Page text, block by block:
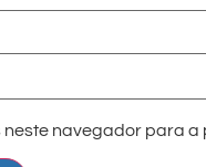
navegador para a